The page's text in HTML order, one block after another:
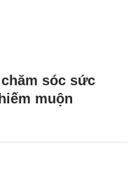
sóc sức
muộn